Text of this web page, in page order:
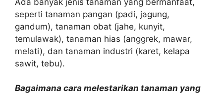
seperti tanaman pangan (padi, jagung,
gandum), tanaman obat (jahe, kunyit,
temulawak), tanaman hias (anggrek, mawar,
melati), dan tanaman industri (karet, kelapa
sawit, tebu).
Bagaimana cara melestarikan tanaman yang